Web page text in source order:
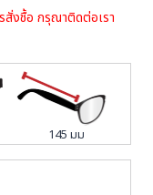
งชื้อ กรุณาติดต่อเรา
145 มม